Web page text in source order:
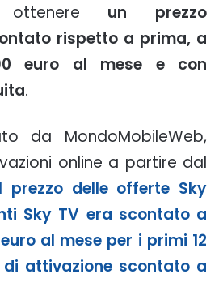
un prezzo
rispetto a prima, a
euro al mese e con
.
da MondoMobileWeb,
online a partire dal
prezzo delle offerte Sky
Sky TV era scontato a
al mese per i primi 12
attivazione scontato a